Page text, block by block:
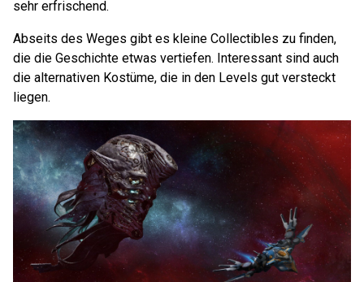
sehr erfrischend.
Abseits des Weges gibt es kleine Collectibles zu finden,
die die Geschichte etwas vertiefen. Interessant sind auch
die alternativen Kostüme, die in den Levels gut versteckt
liegen.